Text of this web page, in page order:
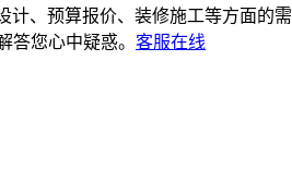
计、预算报价、装修施工等方面的需
答您心中疑惑。 客服在线